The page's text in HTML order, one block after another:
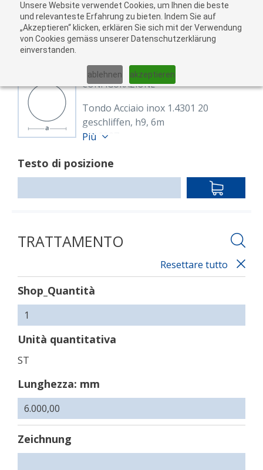
Unsere Website verwendet Cookies, um Ihnen die beste
und relevanteste Erfahrung zu bieten. Indem Sie auf
„Akzeptieren“ klicken, erklären Sie sich mit der Verwendung
von Cookies gemäss unserer Datenschutzerklärung
einverstanden.
ablehnen akzeptieren
01 02
CONFIGURAZIONE
Tondo Acciaio inox 1.4301 20
geschliffen, h9, 6m
8112227
EN 10088-3,EN 10278
geschliffen h9
Più
Testo di posizione
IN
TRATTAMENTO
Resettare tutto
Shop_Quantità
Unità quantitativa
ST
Lunghezza: mm
Zeichnung